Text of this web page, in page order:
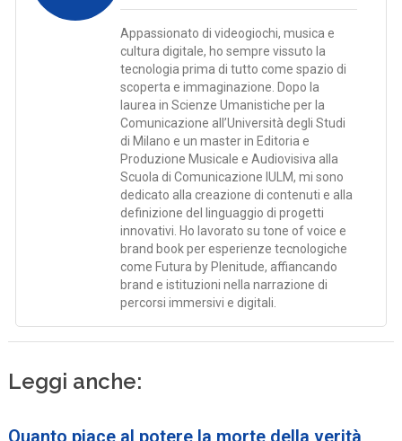
Appassionato di videogiochi, musica e
cultura digitale, ho sempre vissuto la
tecnologia prima di tutto come spazio di
scoperta e immaginazione. Dopo la
laurea in Scienze Umanistiche per la
Comunicazione all’Università degli Studi
di Milano e un master in Editoria e
Produzione Musicale e Audiovisiva alla
Scuola di Comunicazione IULM, mi sono
dedicato alla creazione di contenuti e alla
definizione del linguaggio di progetti
innovativi. Ho lavorato su tone of voice e
brand book per esperienze tecnologiche
come Futura by Plenitude, affiancando
brand e istituzioni nella narrazione di
percorsi immersivi e digitali.
Leggi anche: